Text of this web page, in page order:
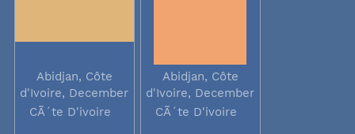
Abidjan, Côte
d'Ivoire, December
2017
CÃ´te D'ivoire
Abidjan, Côte
d'Ivoire, December
2017
CÃ´te D'ivoire